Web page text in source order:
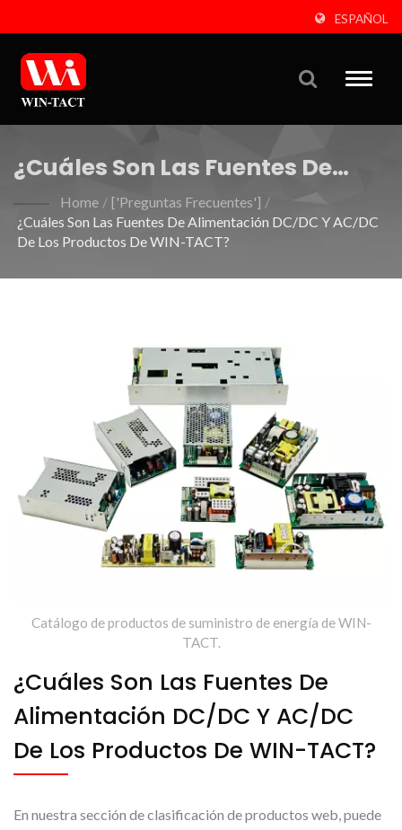
ESPAÑOL
Toggle
¿Cuáles Son Las Fuentes De
Alimentación DC/DC Y AC/DC
De Los Productos De WIN-TACT?
Home / ['Preguntas Frecuentes'] /
¿Cuáles Son Las Fuentes De Alimentación DC/DC Y AC/DC
De Los Productos De WIN-TACT?
Catálogo de productos de suministro de energía de WIN-
TACT.
¿Cuáles Son Las Fuentes De
Alimentación DC/DC Y AC/DC
De Los Productos De WIN-TACT?
En nuestra sección de clasificación de productos web, puede